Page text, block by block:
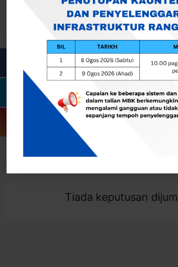
Togol Penapis
Showing 0 result
Tiada keputusan